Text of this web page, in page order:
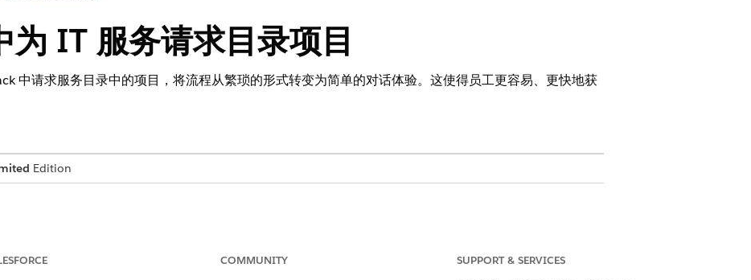
为 IT 服务请求目录项目
中请求服务目录中的项目，将流程从繁琐的形式转变为简单的对话体验。这使得员工更容易、更快地获
Edition
。这些障碍会产生摩擦，并使整个过程变慢。
COMMUNITY SUPPORT & SERVICES